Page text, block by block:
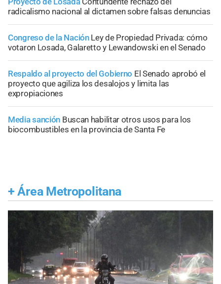
radicalismo nacional al dictamen sobre falsas denuncias
Congreso de la Nación Ley de Propiedad Privada: cómo
votaron Losada, Galaretto y Lewandowski en el Senado
Respaldo al proyecto del Gobierno El Senado aprobó el
proyecto que agiliza los desalojos y limita las
expropiaciones
Media sanción Buscan habilitar otros usos para los
biocombustibles en la provincia de Santa Fe
+ Área Metropolitana